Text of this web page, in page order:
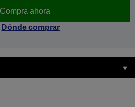
Compra ahora
Dónde comprar